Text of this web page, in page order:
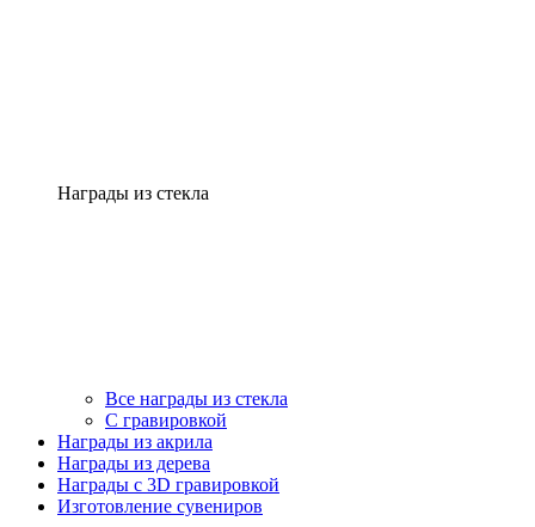
Награды из стекла
Все награды из стекла
С гравировкой
Награды из акрила
Награды из дерева
Награды с 3D гравировкой
Изготовление сувениров